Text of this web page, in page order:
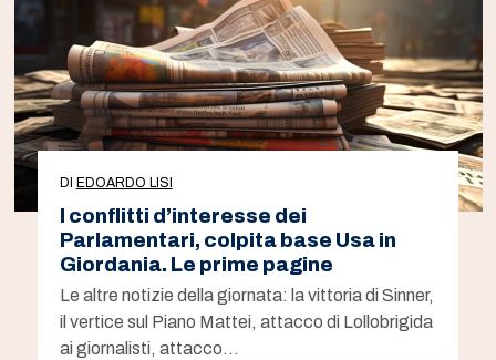
DI EDOARDO LISI
I conflitti d’interesse dei
Parlamentari, colpita base Usa in
Giordania. Le prime pagine
Le altre notizie della giornata: la vittoria di Sinner,
il vertice sul Piano Mattei, attacco di Lollobrigida
ai giornalisti, attacco…